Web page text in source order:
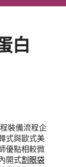
白
裝備流程企
式與歐式美
優點相較微
開式割眼袋